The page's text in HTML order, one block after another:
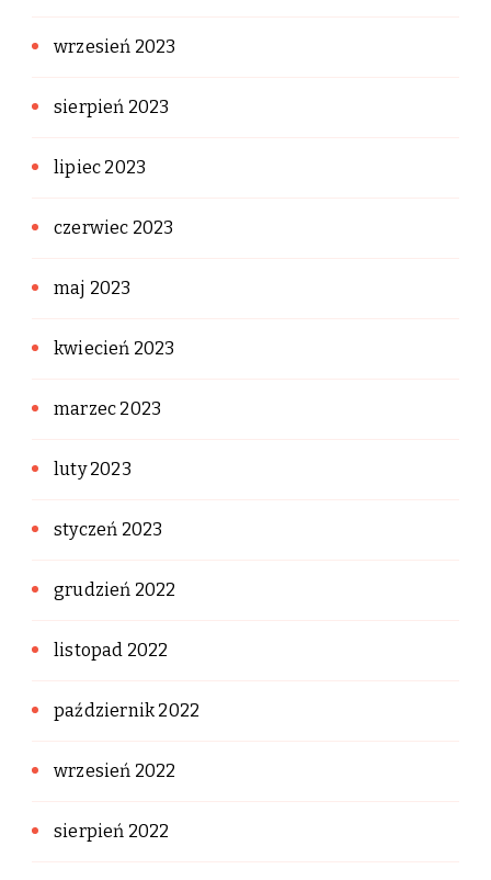
wrzesień 2023
sierpień 2023
lipiec 2023
czerwiec 2023
maj 2023
kwiecień 2023
marzec 2023
luty 2023
styczeń 2023
grudzień 2022
listopad 2022
październik 2022
wrzesień 2022
sierpień 2022